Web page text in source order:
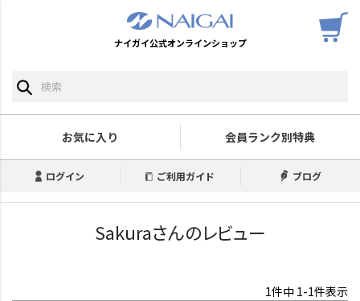
ナイガイ公式オンラインショップ
お気に入り 会員ランク別特典
ログイン ご利用ガイド ブログ
Sakuraさんのレビュー
1件中 1-1件表示